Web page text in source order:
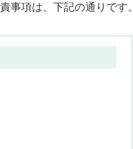
事項は、下記の通りです。